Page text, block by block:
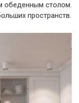
обеденным столом.
пространств.